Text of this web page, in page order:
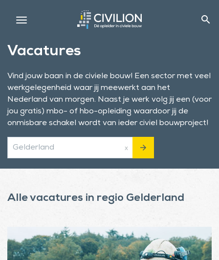
search
Vacatures
Vind jouw baan in de civiele bouw! Een sector met veel
werkgelegenheid waar jij meewerkt aan het
Nederland van morgen. Naast je werk volg jij een (voor
jou gratis) mbo- of hbo-opleiding waardoor jij de
onmisbare schakel wordt van ieder civiel bouwproject!
x arrow_forward
Alle vacatures in regio Gelderland